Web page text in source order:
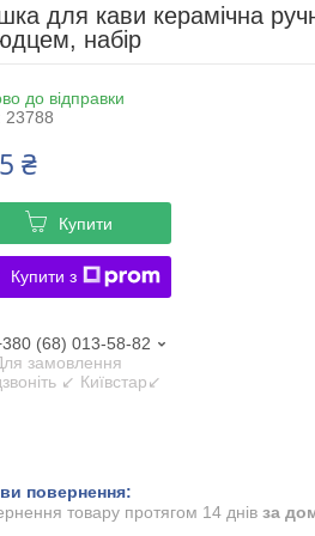
для кави керамічна
набір
до відправки
23788
₴
Купити
Купити з
(68) 013-58-82
замовлення
↙ Київстар↙
товару протягом 14 днів за